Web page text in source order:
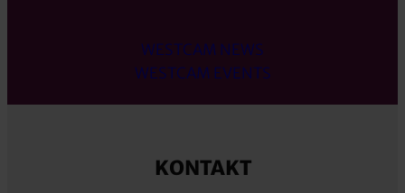
WESTCAM NEWS
WESTCAM EVENTS
KONTAKT